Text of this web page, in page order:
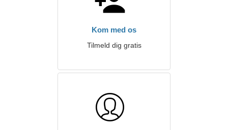
Kom med os
Tilmeld dig gratis